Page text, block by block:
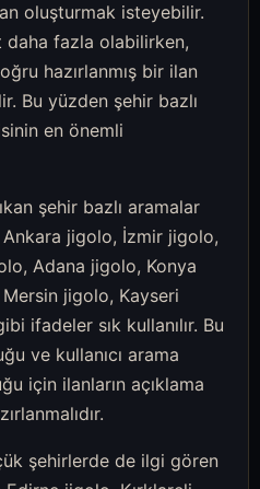
oluşturmak isteyebilir.
daha fazla olabilirken,
hazırlanmış bir ilan
Bu yüzden şehir bazlı
en önemli
şehir bazlı aramalar
jigolo, İzmir jigolo,
Adana jigolo, Konya
jigolo, Kayseri
ifadeler sık kullanılır. Bu
ve kullanıcı arama
için ilanların açıklama
şehirlerde de ilgi gören